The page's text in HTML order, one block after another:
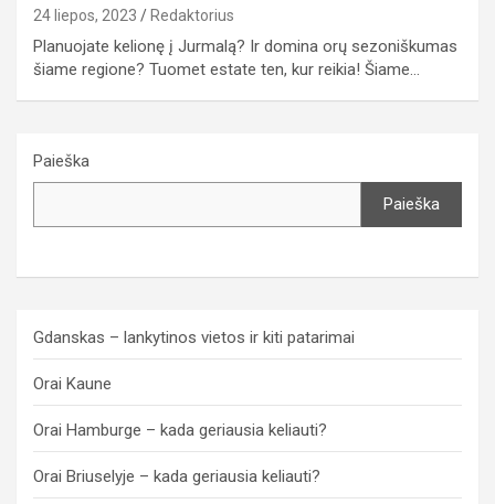
24 liepos, 2023 Redaktorius
Planuojate kelionę į Jurmalą? Ir domina orų sezoniškumas
šiame regione? Tuomet estate ten, kur reikia! Šiame…
Paieška
Paieška
Gdanskas – lankytinos vietos ir kiti patarimai
Orai Kaune
Orai Hamburge – kada geriausia keliauti?
Orai Briuselyje – kada geriausia keliauti?